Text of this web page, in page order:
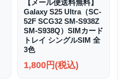
【メール便送料無料】
Galaxy S25 Ultra（SC-
52F SCG32 SM-S938Z
SM-S938Q）SIMカード
トレイ シングルSIM 全
3色
1,800円(税込)